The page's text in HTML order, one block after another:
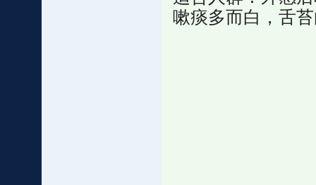
嗽痰多而白，舌